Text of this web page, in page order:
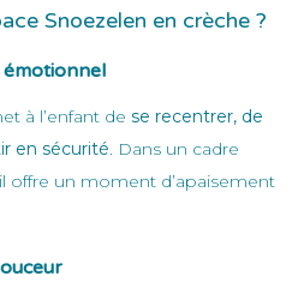
Snoezelen en crèche ?
à l’enfant de se recentrer, de
en sécurité. Dans un cadre
offre un moment d’apaisement